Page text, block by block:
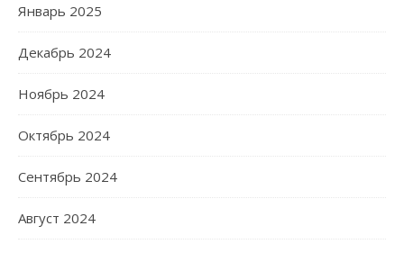
Январь 2025
Декабрь 2024
Ноябрь 2024
Октябрь 2024
Сентябрь 2024
Август 2024